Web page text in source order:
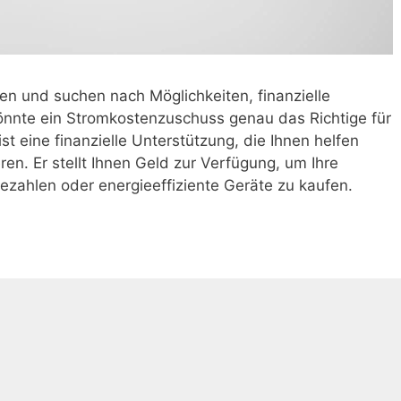
und suchen nach Möglichkeiten, finanzielle
ein Stromkostenzuschuss genau das Richtige für
eine finanzielle Unterstützung, die Ihnen helfen
Er stellt Ihnen Geld zur Verfügung, um Ihre
oder energieeffiziente Geräte zu kaufen.